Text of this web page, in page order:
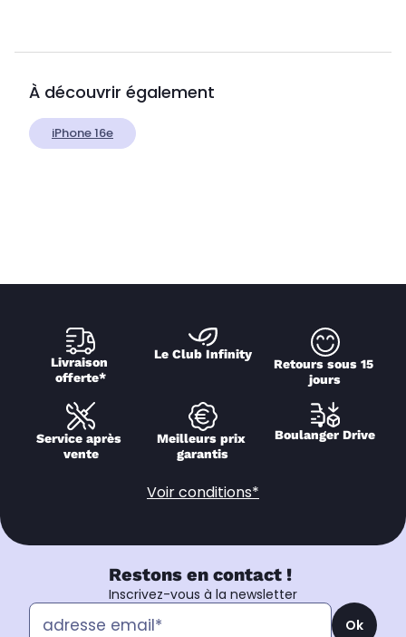
À découvrir également
iPhone 16e
Livraison
offerte*
Le Club Infinity
Retours sous 15
jours
Service après
vente
Meilleurs prix
garantis
Boulanger Drive
Voir conditions*
Restons en contact !
Inscrivez-vous à la newsletter
Ok